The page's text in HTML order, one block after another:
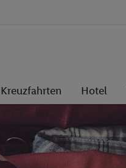
Kreuzfahrten Hotel